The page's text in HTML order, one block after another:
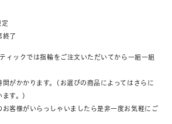
終了
ィックでは指輪をご注文いただいてから一組一組
がかかります。(お選びの商品によってはさらに
ます。)
お客様がいらっしゃいましたら是非一度お気軽にご